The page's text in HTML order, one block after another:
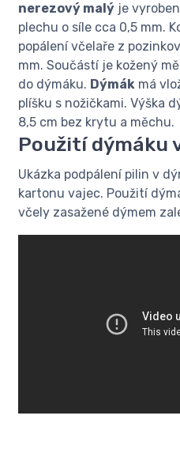
nerezový malý je
plechu o síle cca 0,5 mm.
popálení včelaře z
mm. Součástí je kožený
do dýmáku. Dýmák má
plíšku s nožičkami. Výška
8,5 cm bez krytu a měchu.
Použití dýmáku
Ukázka podpálení pilin v
kartonu vajec. Použití
včely zasažené dýmem